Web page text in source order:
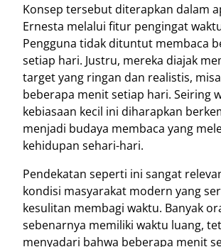
Konsep tersebut diterapkan dalam
Ernesta melalui fitur pengingat
Pengguna tidak dituntut membaca
setiap hari. Justru, mereka diajak
target yang ringan dan realistis,
beberapa menit setiap hari. Seiring
kebiasaan kecil ini diharapkan
menjadi budaya membaca yang
kehidupan sehari-hari.
Pendekatan seperti ini sangat
kondisi masyarakat modern yang
kesulitan membagi waktu. Banyak
sebenarnya memiliki waktu luang,
menyadari bahwa beberapa menit